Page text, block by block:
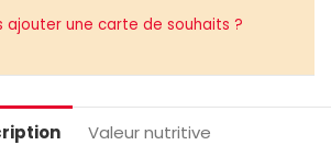
ajouter une carte de souhaits ?
Valeur nutritive